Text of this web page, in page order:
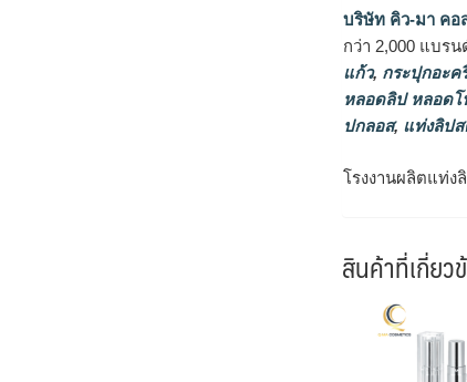
บริษัท คิว-มา คอ
กว่า 2,000 แบร
แก้ว, กระปุกอะค
หลอดลิป หลอด
ปกลอส, แท่งลิป
โรงงานผลิตแท่
สินค้าที่เกี่ยว